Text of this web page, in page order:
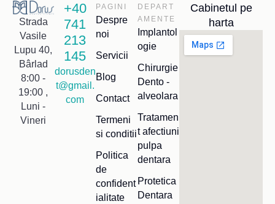
Strada
Vasile
Lupu 40,
Bârlad
8:00 -
19:00 ,
Luni -
Vineri
+40
741
213
145
dorusden
t@gmail.
com
PAGINI
Despre
noi
Servicii
Blog
Contact
Termeni
si conditii
Politica
de
confident
ialitate
DEPART
AMENTE
Implantol
ogie
Chirurgie
Dento -
alveolara
Tratamen
t afectiuni
pulpa
dentara
Protetica
Dentara
Cabinetul pe
harta